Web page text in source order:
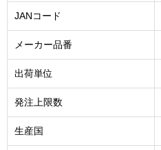
JANコード
メーカー品番
出荷単位
発注上限数
生産国